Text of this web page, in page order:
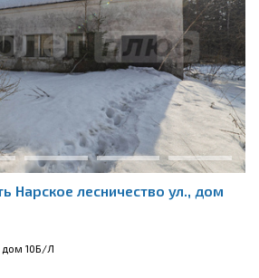
Нарское лесничество ул., дом
дом 10Б/Л